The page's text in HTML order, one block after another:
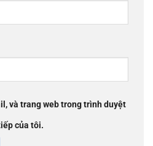
và trang web trong trình duyệt
của tôi.